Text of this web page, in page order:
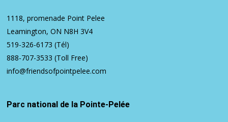
1118, promenade Point Pelee
Leamington, ON N8H 3V4
519-326-6173 (Tél)
888-707-3533 (Toll Free)
info@friendsofpointpelee.com
Parc national de la Pointe-Pelée